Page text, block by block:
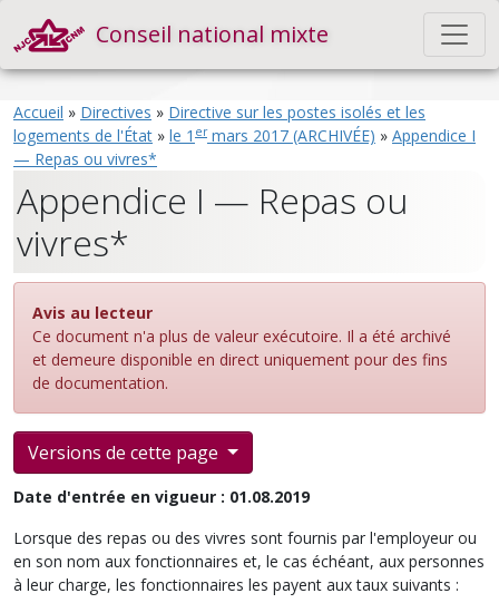
Conseil national mixte
Accueil » Directives » Directive sur les postes isolés et les
logements de l'État » le 1 ermars 2017 (ARCHIVÉE) » Appendice I
— Repas ou vivres*
Appendice I — Repas ou
vivres*
Avis au lecteur
Ce document n'a plus de valeur exécutoire. Il a été archivé
et demeure disponible en direct uniquement pour des fins
de documentation.
Versions de cette page
Date d'entrée en vigueur : 01.08.2019
Lorsque des repas ou des vivres sont fournis par l'employeur ou
en son nom aux fonctionnaires et, le cas échéant, aux personnes
à leur charge, les fonctionnaires les payent aux taux suivants :